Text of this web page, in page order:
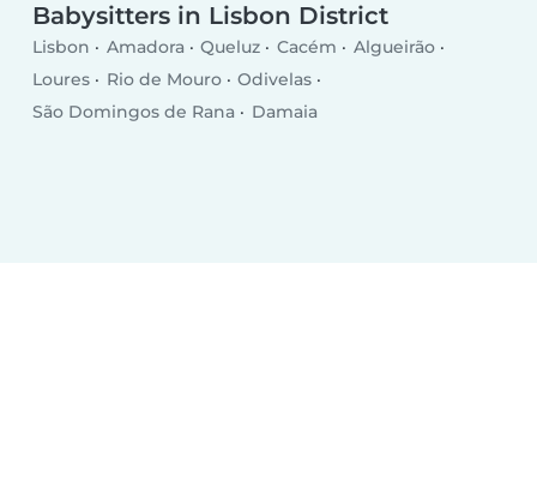
Babysitters in Lisbon District
Lisbon Amadora Queluz Cacém
Algueirão
Loures
Rio de Mouro
Odivelas
São Domingos de Rana
Damaia